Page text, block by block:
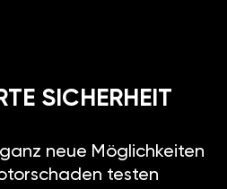
SICHERHEIT
neue Möglichkeiten
testen